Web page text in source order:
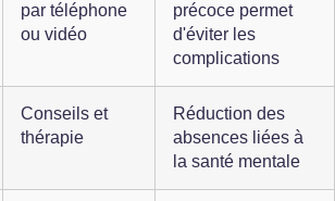
par téléphone
ou vidéo
précoce permet
d'éviter les
complications
Conseils et
thérapie
Réduction des
absences liées à
la santé mentale